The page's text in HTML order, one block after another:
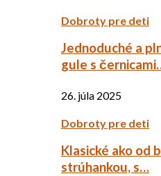
Dobroty pre deti
Jednoduché a
gule s
26. júla 2025
Dobroty pre deti
Klasické ako od
strúhankou, s…